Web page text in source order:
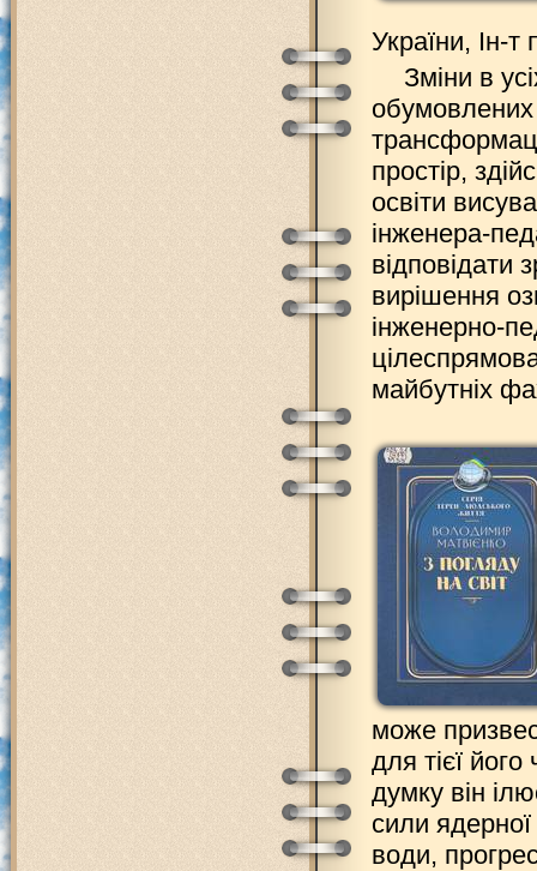
України, Ін-т
Зміни в
обумовлених
простір,
освіти
інженера-
відповідати
вирішення
інженерно-
майбутніх
може
для тієї
думку він
сили ядерної
води,